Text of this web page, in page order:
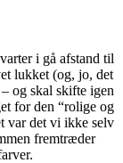
i gå afstand til
lukket (og, jo, det
og skal skifte igen
for den “rolige og
var det vi ikke selv
fremtræder